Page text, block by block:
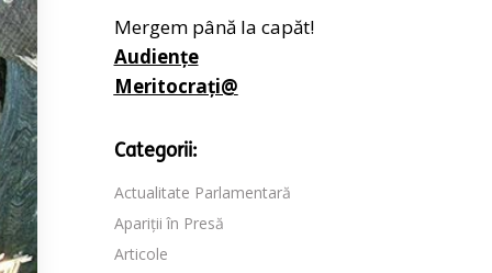
Mergem până la capăt!
Audiențe
Meritocrați@
Categorii:
Actualitate Parlamentară
Apariții în Presă
Articole